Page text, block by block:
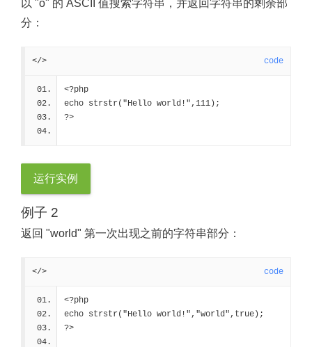
以 "o" 的 ASCII 值搜索字符串，并返回字符串的剩余部
分：
</> code
<?php
echo strstr("Hello world!",111);
?>
运行实例
例子 2
返回 "world" 第一次出现之前的字符串部分：
</> code
<?php
echo strstr("Hello world!","world",true);
?>